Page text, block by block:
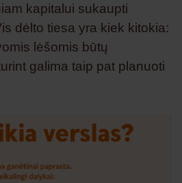
kapitalui sukaupti
dėlto tiesa yra kiek kitokia:
lėšomis būtų
galima taip pat planuoti